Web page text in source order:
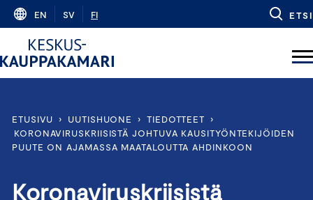
Skip
content
EN SV FI ETSI
ETUSIVU › UUTISHUONE › TIEDOTTEET
›
KORONAVIRUSKRIISISTÄ JOHTUVA KAUSITYÖNTEKIJÖIDEN
PUUTE ON AJAMASSA MAATALOUTTA AHDINKOON
Koronaviruskriisistä